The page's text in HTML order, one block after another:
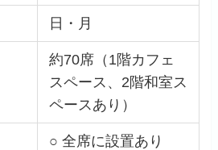
日・月
約70席（1階カフェ
スペース、2階和室ス
ペースあり）
○ 全席に設置あり